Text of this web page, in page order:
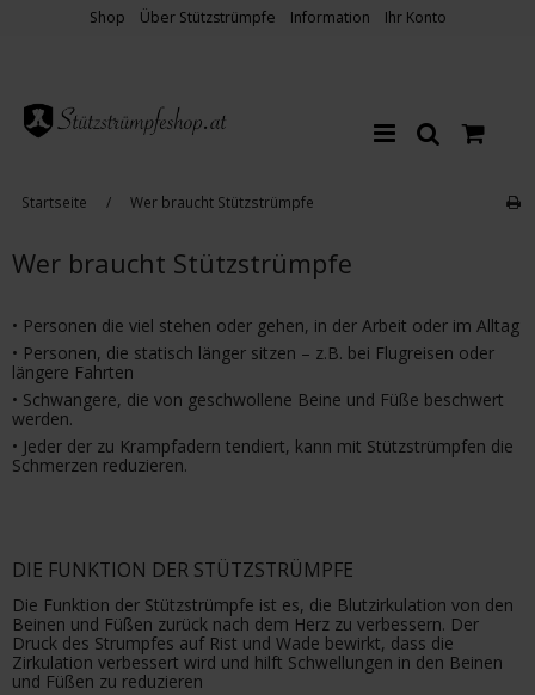
Shop Über Stützstrümpfe Information Ihr Konto
Startseite / Wer braucht Stützstrümpfe
Wer braucht Stützstrümpfe
• Personen die viel stehen oder gehen, in der Arbeit oder im Alltag
• Personen, die statisch länger sitzen – z.B. bei Flugreisen oder
längere Fahrten
• Schwangere, die von geschwollene Beine und Füße beschwert
werden.
• Jeder der zu Krampfadern tendiert, kann mit Stützstrümpfen die
Schmerzen reduzieren.
DIE FUNKTION DER STÜTZSTRÜMPFE
Die Funktion der Stützstrümpfe ist es, die Blutzirkulation von den
Beinen und Füßen zurück nach dem Herz zu verbessern. Der
Druck des Strumpfes auf Rist und Wade bewirkt, dass die
Zirkulation verbessert wird und hilft Schwellungen in den Beinen
und Füßen zu reduzieren